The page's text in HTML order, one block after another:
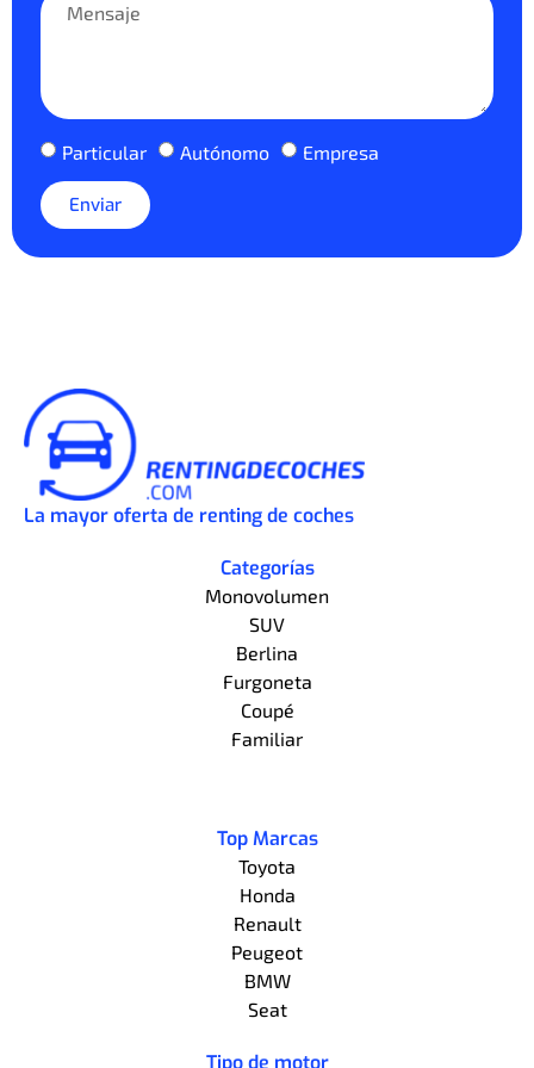
Particular Autónomo Empresa
Enviar
La mayor oferta de renting de coches
Categorías
Monovolumen
SUV
Berlina
Furgoneta
Coupé
Familiar
Top Marcas
Toyota
Honda
Renault
Peugeot
BMW
Seat
Tipo de motor